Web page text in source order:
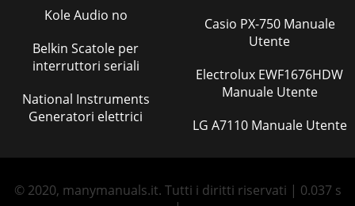
Kole Audio no
Belkin Scatole per
interruttori seriali
National Instruments
Generatori elettrici
Casio PX-750 Manuale
Utente
Electrolux EWF1676HDW
Manuale Utente
LG A7110 Manuale Utente
© 2020, manymanuals.it. Tutti i diritti riservati | 0.037 s